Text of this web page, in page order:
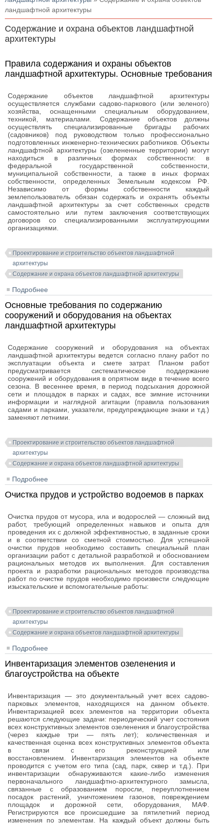
ландшафтной архитектуры
Содержание и охрана объектов ландшафтной
архитектуры
Правила содержания и охраны объектов
ландшафтной архитектуры. Основные требования
Содержание объектов ландшафтной архитектуры
осуществляется службами садово-паркового (или зеленого)
хозяйства, оснащенными специальным оборудованием,
техникой, материалами. Содержание объектов должны
осуществлять специализированные бригады рабочих
(садовников) под руководством только профессионально
подготовленных инженерно-технических работников. Объекты
ландшафтной архитектуры (озелененные территории) могут
находиться в различных формах собственности: в
федеральной государственной собственности,
муниципальной собственности, а также в иных формах
собственности, определенных Земельным кодексом РФ.
Независимо от формы собственности каждый
землепользователь обязан содержать и охранять объекты
ландшафтной архитектуры за счет собственных средств
самостоятельно или путем заключения соответствующих
договоров со специализированными эксплуатирующими
организациями.
Проектирование и строительство объектов ландшафтной
архитектуры
Содержание и охрана объектов ландшафтной архитектуры
Подробнее
Основные требования по содержанию
сооружений и оборудования на объектах
ландшафтной архитектуры
Содержание сооружений и оборудования на объектах
ландшафтной архитектуры ведется согласно плану работ по
эксплуатации объекта и смете затрат. Планом работ
предусматривается систематическое поддержание
сооружений и оборудования в опрятном виде в течение всего
сезона. В весеннее время, в период подсыхания дорожной
сети и площадок в парках и садах, все зимние источники
информации и наглядной агитации (правила пользования
садами и парками, указатели, предупреждающие знаки и т.д.)
заменяют летними.
Проектирование и строительство объектов ландшафтной
архитектуры
Содержание и охрана объектов ландшафтной архитектуры
Подробнее
сооружений и оборудования на объектах
ландшафтной архитектуры
Очистка прудов и устройство водоемов в парках
Очистка прудов от мусора, ила и водорослей — сложный вид
работ, требующий определенных навыков и опыта для
проведения их с должной эффективностью, в заданные сроки
и в соответствии со сметной стоимостью. Для успешной
очистки прудов необходимо составить специальный план
организации работ с детальной разработкой и обоснованием
рациональных методов их выполнения. Для составления
проекта и разработки рациональных методов производства
работ по очистке прудов необходимо произвести следующие
изыскательские и вспомогательные работы:
Проектирование и строительство объектов ландшафтной
архитектуры
Содержание и охрана объектов ландшафтной архитектуры
Подробнее
Инвентаризация элементов озеленения и
благоустройства на объекте
Инвентаризация — это документальный учет всех садово-
парковых элементов, находящихся на данном объекте.
Инвентаризацией всех элементов на территории объекта
решаются следующие задачи: периодический учет состояния
всех конструктивных элементов озеленения и благоустройства
(через каждые три — пять лет); количественная и
качественная оценка всех конструктивных элементов объекта
в связи с его реконструкцией или
восстановлением. Инвентаризация элементов на объекте
проводится с учетом его типа (сад, парк, сквер и т.д.). При
инвентаризации обнаруживаются какие-либо изменения
первоначального ландшафтно-архитектурного замысла,
связанные с образованием поросли, переуплотнением
посадок растений, уничтожением газонов, повреждением
площадок и дорожной сети, оборудования, МАФ.
Регистрируются все происшедшие за пятилетний период
изменения по элементам. На каждый объект должны быть